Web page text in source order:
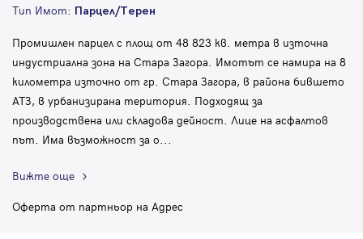
Тип Имот: Парцел/Терен
Промишлен парцел с площ от 48 823 кв. метра в източна
индустриална зона на Стара Загора. Имотът се намира на 8
километра източно от гр. Стара Загора, в района бившето
АТЗ, в урбанизирана територия. Подходящ за
производствена или складова дейност. Лице на асфалтов
път. Има възможност за о...
Вижте още
Оферта от партньор на Адрес